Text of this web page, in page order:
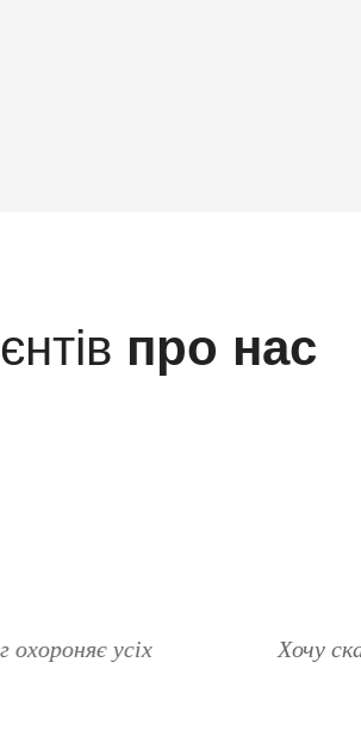
про нас
лікар, а й чудова людина,